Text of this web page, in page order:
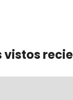
vistos